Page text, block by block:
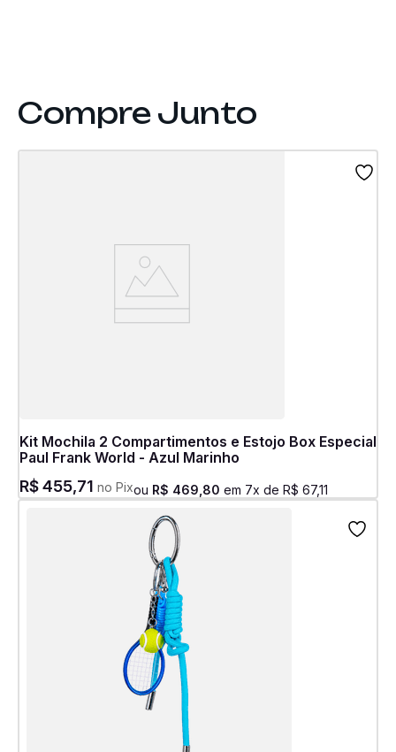
Kit Mochila 2 Compartimentos e Estojo Box Especial
Paul Frank World - Azul Marinho
R$455,71 no Pixou R$ 469 80 em 7x de R$ 67,11